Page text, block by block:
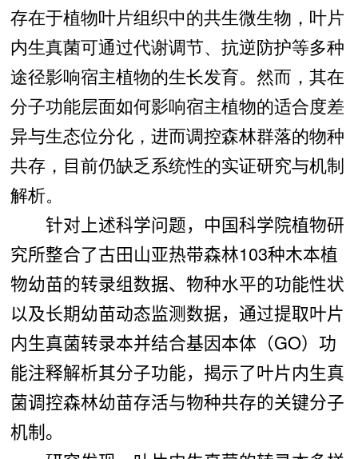
存在于植物叶片组织中的共生微生物，叶片
内生真菌可通过代谢调节、抗逆防护等多种
途径影响宿主植物的生长发育。然而，其在
分子功能层面如何影响宿主植物的适合度差
异与生态位分化，进而调控森林群落的物种
共存，目前仍缺乏系统性的实证研究与机制
解析。
针对上述科学问题，中国科学院植物研
究所整合了古田山亚热带森林103种木本植
物幼苗的转录组数据、物种水平的功能性状
以及长期幼苗动态监测数据，通过提取叶片
内生真菌转录本并结合基因本体（GO）功
能注释解析其分子功能，揭示了叶片内生真
菌调控森林幼苗存活与物种共存的关键分子
机制。